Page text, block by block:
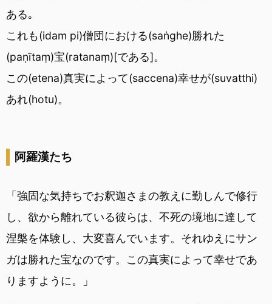
ある｡
これも(idam pi)僧団における(saṅghe)勝れた
(paṇītaṃ)宝(ratanaṃ)[である]。
この(etena)真実によって(saccena)幸せが(suvatthi)
あれ(hotu)。
阿羅漢たち
「強固な気持ちでお釈迦さまの教えに勤しんで修行
し、欲から離れている彼らは、不死の境地に達して
涅槃を体験し、大変喜んでいます。それゆえにサン
ガは勝れた宝なのです。この真実によって幸せであ
りますように。」